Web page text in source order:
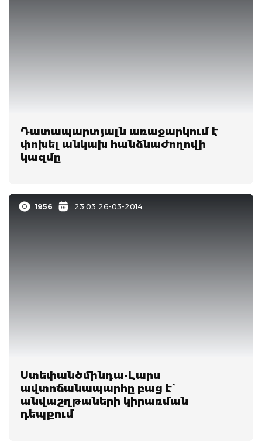
Դատապարտյալն առաջարկում է
փոխել անկախ հանձնաժողովի
կազմը
1956 23:03 26-03-2014
Ստեփանծմինդա-Լարս
ավտոճանապարհը բաց է`
անվաշղթաների կիրառման
դեպքում